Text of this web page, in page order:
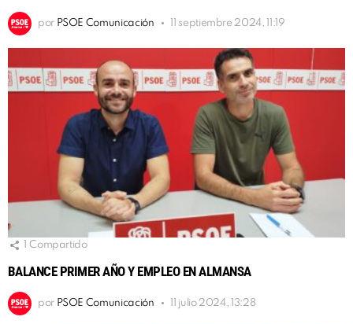
por PSOE Comunicación 11 septiembre 2024, 11:19
Compartido
BALANCE PRIMER AÑO Y EMPLEO EN ALMANSA
por PSOE Comunicación 11 julio 2024, 13:28